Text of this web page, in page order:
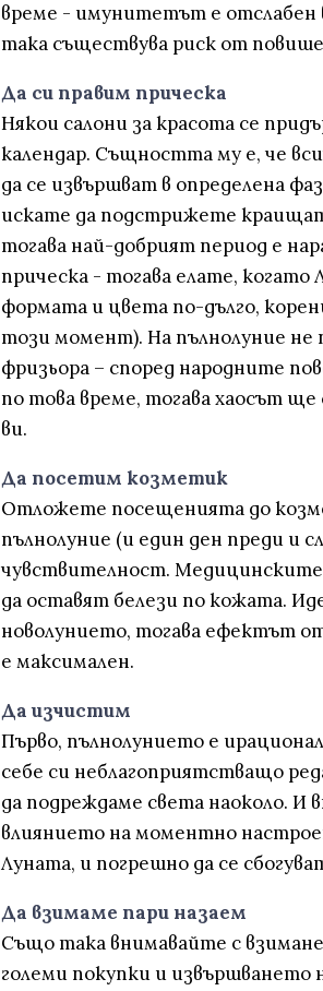
време - имунитетът е отслабен
така съществува риск от
Да си правим прическа
Някои салони за красота се
календар. Същността му е, че
да се извършват в определена
искате да подстрижете
тогава най-добрият период е
прическа - тогава елате, когато
формата и цвета по-дълго,
този момент). На пълнолуние
фризьора – според народните
по това време, тогава хаосът
ви.
Да посетим козметик
Отложете посещенията до
пълнолуние (и един ден преди и
чувствителност.
да оставят белези по кожата.
новолунието, тогава ефектът
е максимален.
Да изчистим
Първо, пълнолунието е
себе си неблагоприятстващо
да подреждаме света наоколо.
влиянието на моментно
Луната, и погрешно да се
Да взимаме пари назаем
Също така внимавайте с
големи покупки и извършването